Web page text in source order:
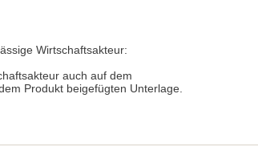
Wirtschaftsakteur:
auch auf dem
Produkt beigefügten Unterlage.